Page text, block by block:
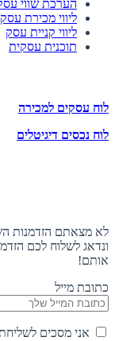
הערכת שווי
ליווי מכירת עסק
ליווי קניית עסק
תוכנית עסקית
לוח עסקים למכירה
לוח נכסים דיגיטלים
לא מצאתם הזדמנות
ונדאג לשלוח לכם
אותם!
כתובת מייל
אני מסכים